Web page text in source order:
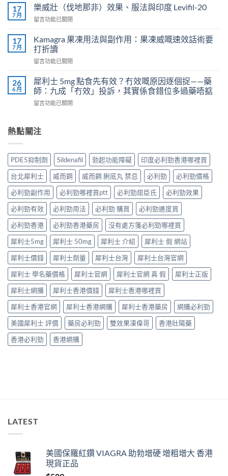
鋼
導
不
孕
嗎？
實
證
告
真
相，
孕
男
性
必
讀〉
中
常
人
吃
利
士
怎
3
位
網
實
體
醫
學
真
相
大
公
開〉
中
17
7 月
樂威壯（伐地那非）效果、服法與印度 Levifil-20
在
威
壯
（伐
地
非）
效
果、
服
印
20〉
中
留言功能已關閉
17
7 月
Kamagra 果凍用法與副作用：果凍威嘅速效話術要
打折讀
在
果
凍
用
法
作
凍
威
嘅
速
效
話
術
要
打
折
讀〉
中
留言功能已關閉
26
6 月
犀利士 5mg 點食先有效？冇效嘅原因逐個捉——藥
師：九成「冇效」投訴，其實係食錯位多過藥唔掂
在
士
5mg
食
先
有
效？
冇
效
嘅
原
因
逐
個
捉
——
藥
師：
九
成
「冇
效」
投
訴，
其
實
掂〉
留言功能已關閉
熱點關注
PDE5抑制劑 Sildenafil 勃起功能障礙
印度必利勁香港哪裡買
台北犀利士
威而鋼 威而鋼 脷底丸 禁忌 必利勁
必利勁價格
必利勁副作用
必利勁哪裡買ptt 必利勁屈臣氏
必利勁效果
必利勁有效
必利勁用法 必利勁 購買
必利勁邊度買
必利勁香港
必利勁香港藥房
沒有處方箋必利勁哪裡買
犀利士5mg
犀利士 50mg 犀利士 介紹
犀利士 假 網站
犀利士價錢
犀利士劑量 犀利士台灣
犀利士台灣官網
犀利士 學名藥價格
犀利士官網 犀利士官網 真 假
犀利士正版
犀利士網購
犀利士香港價錢
犀利士香港哪裡買
犀利士香港官網
犀利士香港網購 犀利士香港藥房
網購必利勁
美國犀利士 評價
藥房必利勁 雙效果凍偉哥
香港壯陽藥
香港必利勁
香港網購
LATEST
美國保羅紅鑽 VIAGRA 助勃增硬 增粗增大 香港
現貨正品